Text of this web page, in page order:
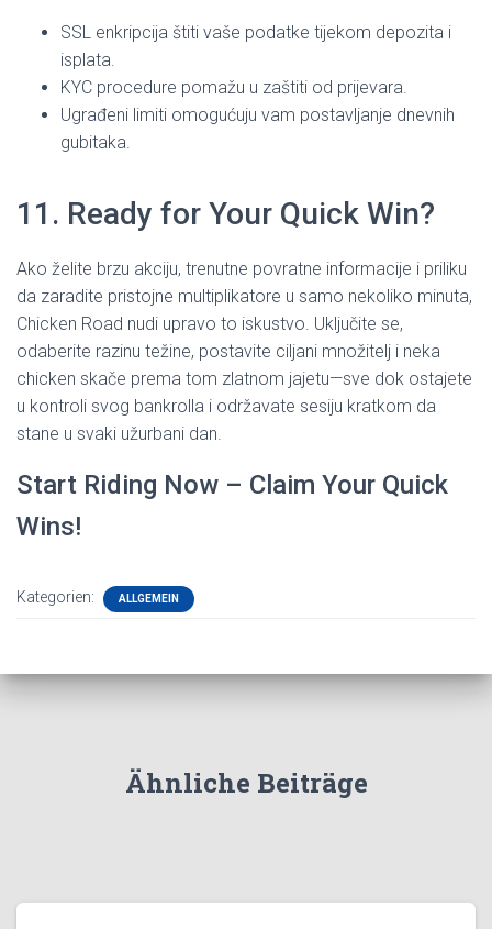
SSL enkripcija štiti vaše podatke tijekom depozita i
isplata.
KYC procedure pomažu u zaštiti od prijevara.
Ugrađeni limiti omogućuju vam postavljanje dnevnih
gubitaka.
11. Ready for Your Quick Win?
Ako želite brzu akciju, trenutne povratne informacije i priliku
da zaradite pristojne multiplikatore u samo nekoliko minuta,
Chicken Road nudi upravo to iskustvo. Uključite se,
odaberite razinu težine, postavite ciljani množitelj i neka
chicken skače prema tom zlatnom jajetu—sve dok ostajete
u kontroli svog bankrolla i održavate sesiju kratkom da
stane u svaki užurbani dan.
Start Riding Now – Claim Your Quick
Wins!
Kategorien: ALLGEMEIN
Ähnliche Beiträge